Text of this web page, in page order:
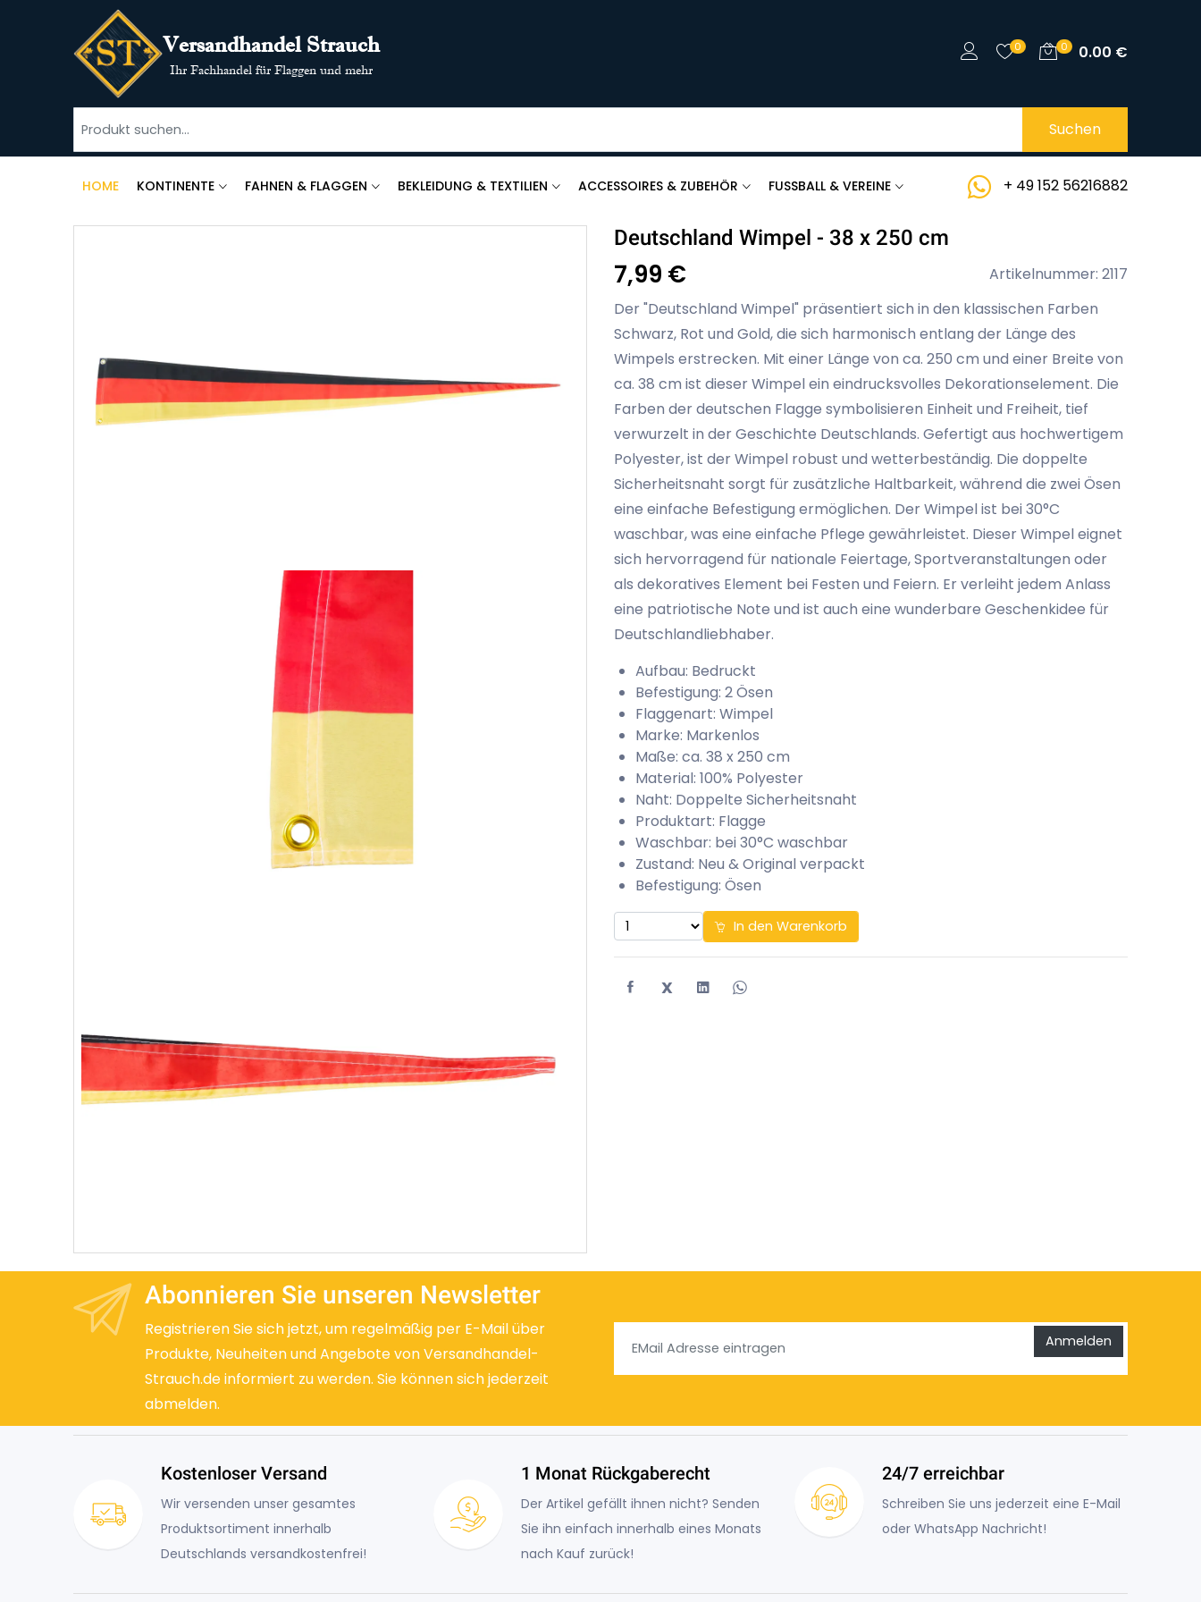
Versandhandel Strauch
Ihr Fachhandel für Flaggen und mehr
0 0 0.00 €
Suchen
HOME KONTINENTE FAHNEN & FLAGGEN BEKLEIDUNG & TEXTILIEN ACCESSOIRES & ZUBEHÖR FUSSBALL & VEREINE + 49 152 56216882
Deutschland Wimpel - 38 x 250 cm
7,99 €
Artikelnummer: 2117
Der "Deutschland Wimpel" präsentiert sich in den klassischen Farben
Schwarz, Rot und Gold, die sich harmonisch entlang der Länge des
Wimpels erstrecken. Mit einer Länge von ca. 250 cm und einer Breite von
ca. 38 cm ist dieser Wimpel ein eindrucksvolles Dekorationselement. Die
Farben der deutschen Flagge symbolisieren Einheit und Freiheit, tief
verwurzelt in der Geschichte Deutschlands. Gefertigt aus hochwertigem
Polyester, ist der Wimpel robust und wetterbeständig. Die doppelte
Sicherheitsnaht sorgt für zusätzliche Haltbarkeit, während die zwei Ösen
eine einfache Befestigung ermöglichen. Der Wimpel ist bei 30°C
waschbar, was eine einfache Pflege gewährleistet. Dieser Wimpel eignet
sich hervorragend für nationale Feiertage, Sportveranstaltungen oder
als dekoratives Element bei Festen und Feiern. Er verleiht jedem Anlass
eine patriotische Note und ist auch eine wunderbare Geschenkidee für
Deutschlandliebhaber.
Aufbau: Bedruckt
Befestigung: 2 Ösen
Flaggenart: Wimpel
Marke: Markenlos
Maße: ca. 38 x 250 cm
Material: 100% Polyester
Naht: Doppelte Sicherheitsnaht
Produktart: Flagge
Waschbar: bei 30°C waschbar
Zustand: Neu & Original verpackt
Befestigung: Ösen
In den Warenkorb
X
Abonnieren Sie unseren Newsletter
Registrieren Sie sich jetzt, um regelmäßig per E-Mail über
Produkte, Neuheiten und Angebote von Versandhandel-
Strauch.de informiert zu werden. Sie können sich jederzeit
abmelden.
Anmelden
Kostenloser Versand
Wir versenden unser gesamtes
Produktsortiment innerhalb
Deutschlands versandkostenfrei!
1 Monat Rückgaberecht
Der Artikel gefällt ihnen nicht? Senden
Sie ihn einfach innerhalb eines Monats
nach Kauf zurück!
24/7 erreichbar
Schreiben Sie uns jederzeit eine E-Mail
oder WhatsApp Nachricht!